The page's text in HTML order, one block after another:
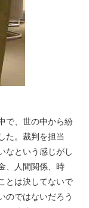
で、世の中から紛
た。裁判を担当
なという感じがし
、人間関係、時
とは決してないで
のではないだろう